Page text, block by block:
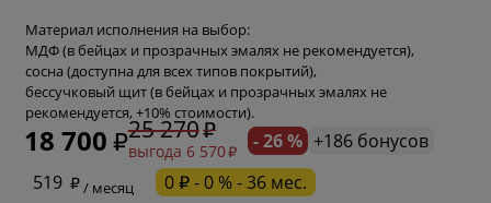
Материал исполнения на выбор:
МДФ (в бейцах и прозрачных эмалях не рекомендуется),
сосна (доступна для всех типов покрытий),
бессучковый щит (в бейцах и прозрачных эмалях не
рекомендуется, +10% стоимости).
18 700 25 270
выгода 6 570 - 26 % +186 бонусов
519
/ месяц 0 ₽ - 0 % - 36 мес.
* обязательное поле